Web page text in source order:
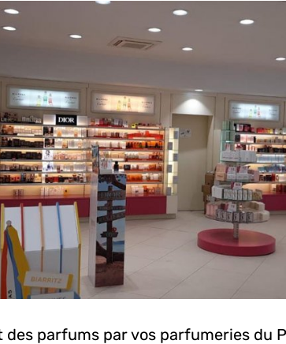
des parfums par vos parfumeries du